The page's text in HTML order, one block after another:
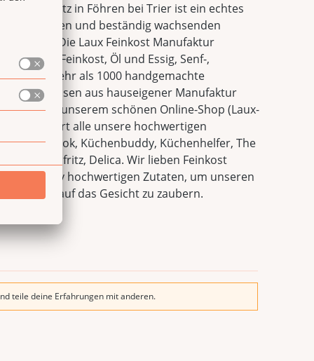
mit Sitz in Föhren bei Trier ist ein echtes
und beständig wachsenden
Die Laux Feinkost Manufaktur
Feinkost, Öl und Essig, Senf-,
Mehr als 1000 handgemachte
Spirituosen aus hauseigener Manufaktur
und in unserem schönen Online-Shop (Laux-
Shop führt alle unsere hochwertigen
Valenbrook, Küchenbuddy, Küchenhelfer, The
Saucenfritz, Delica. Wir lieben Feinkost
qualitativ hochwertigen Zutaten, um unseren
Lächeln auf das Gesicht zu zaubern.
teile deine Erfahrungen mit anderen.